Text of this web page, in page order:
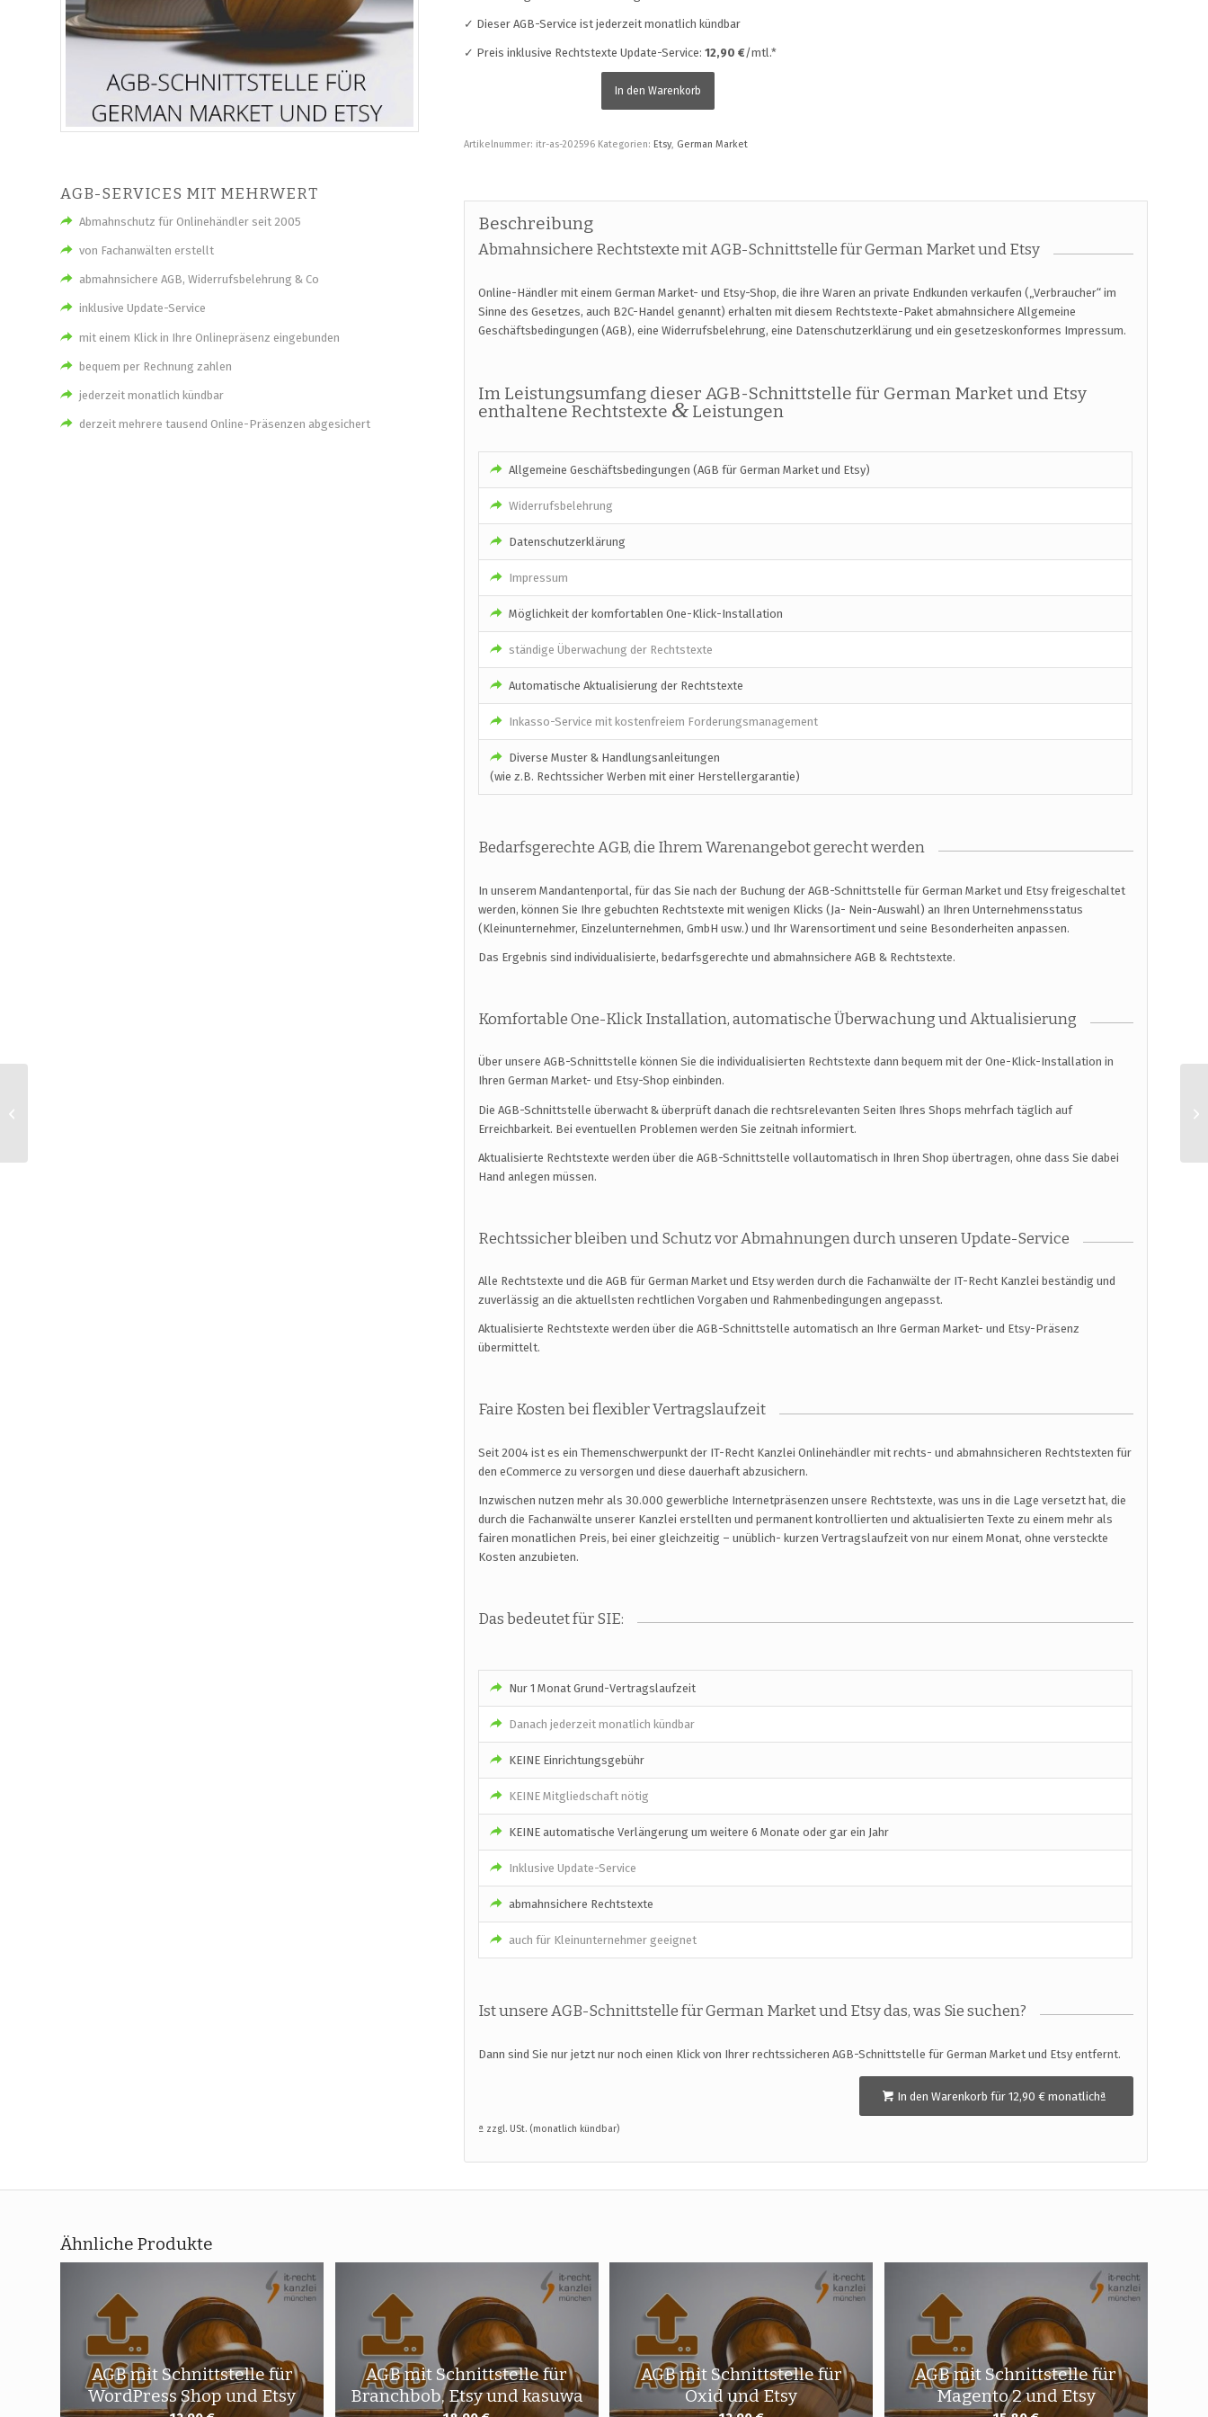
AGB-SERVICES MIT MEHRWERT
Abmahnschutz für Onlinehändler seit 2005
von Fachanwälten erstellt
abmahnsichere AGB, Widerrufsbelehrung & Co
inklusive Update-Service
mit einem Klick in Ihre Onlinepräsenz eingebunden
bequem per Rechnung zahlen
jederzeit monatlich kündbar
derzeit mehrere tausend Online-Präsenzen abgesichert
✓ Dieser AGB-Service ist jederzeit monatlich kündbar
✓ Preis inklusive Rechtstexte Update-Service:12,90 €/mtl.*
In den Warenkorb
Artikelnummer: itr-as-202596 Kategorien: Etsy, German Market
Beschreibung
Abmahnsichere Rechtstexte mit AGB-Schnittstelle für German Market und Etsy
Online-Händler mit einem German Market- und Etsy-Shop, die ihre Waren an private Endkunden verkaufen („Verbraucher“ im
Sinne des Gesetzes, auch B2C-Handel genannt) erhalten mit diesem Rechtstexte-Paket abmahnsichere Allgemeine
Geschäftsbedingungen (AGB), eine Widerrufsbelehrung, eine Datenschutzerklärung und ein gesetzeskonformes Impressum.
Im Leistungsumfang dieser AGB-Schnittstelle für German Market und Etsy
enthaltene Rechtstexte &Leistungen
Allgemeine Geschäftsbedingungen (AGB für German Market und Etsy)
Widerrufsbelehrung
Datenschutzerklärung
Impressum
Möglichkeit der komfortablen One-Klick-Installation
ständige Überwachung der Rechtstexte
Automatische Aktualisierung der Rechtstexte
Inkasso-Service mit kostenfreiem Forderungsmanagement
Diverse Muster & Handlungsanleitungen
(wie z.B. Rechtssicher Werben mit einer Herstellergarantie)
Bedarfsgerechte AGB, die Ihrem Warenangebot gerecht werden
In unserem Mandantenportal, für das Sie nach der Buchung der AGB-Schnittstelle für German Market und Etsy freigeschaltet
werden, können Sie Ihre gebuchten Rechtstexte mit wenigen Klicks (Ja- Nein-Auswahl) an Ihren Unternehmensstatus
(Kleinunternehmer, Einzelunternehmen, GmbH usw.) und Ihr Warensortiment und seine Besonderheiten anpassen.
Das Ergebnis sind individualisierte, bedarfsgerechte und abmahnsichere AGB & Rechtstexte.
Komfortable One-Klick Installation, automatische Überwachung und Aktualisierung
Über unsere AGB-Schnittstelle können Sie die individualisierten Rechtstexte dann bequem mit der One-Klick-Installation in
Ihren German Market- und Etsy-Shop einbinden.
Die AGB-Schnittstelle überwacht & überprüft danach die rechtsrelevanten Seiten Ihres Shops mehrfach täglich auf
Erreichbarkeit. Bei eventuellen Problemen werden Sie zeitnah informiert.
Aktualisierte Rechtstexte werden über die AGB-Schnittstelle vollautomatisch in Ihren Shop übertragen, ohne dass Sie dabei
Hand anlegen müssen.
Rechtssicher bleiben und Schutz vor Abmahnungen durch unseren Update-Service
Alle Rechtstexte und die AGB für German Market und Etsy werden durch die Fachanwälte der IT-Recht Kanzlei beständig und
zuverlässig an die aktuellsten rechtlichen Vorgaben und Rahmenbedingungen angepasst.
Aktualisierte Rechtstexte werden über die AGB-Schnittstelle automatisch an Ihre German Market- und Etsy-Präsenz
übermittelt.
Faire Kosten bei flexibler Vertragslaufzeit
Seit 2004 ist es ein Themenschwerpunkt der IT-Recht Kanzlei Onlinehändler mit rechts- und abmahnsicheren Rechtstexten für
den eCommerce zu versorgen und diese dauerhaft abzusichern.
Inzwischen nutzen mehr als 30.000 gewerbliche Internetpräsenzen unsere Rechtstexte, was uns in die Lage versetzt hat, die
durch die Fachanwälte unserer Kanzlei erstellten und permanent kontrollierten und aktualisierten Texte zu einem mehr als
fairen monatlichen Preis, bei einer gleichzeitig – unüblich- kurzen Vertragslaufzeit von nur einem Monat, ohne versteckte
Kosten anzubieten.
Das bedeutet für SIE:
Nur 1 Monat Grund-Vertragslaufzeit
Danach jederzeit monatlich kündbar
KEINE Einrichtungsgebühr
KEINE Mitgliedschaft nötig
KEINE automatische Verlängerung um weitere 6 Monate oder gar ein Jahr
Inklusive Update-Service
abmahnsichere Rechtstexte
auch für Kleinunternehmer geeignet
Ist unsere AGB-Schnittstelle für German Market und Etsy das, was Sie suchen?
Dann sind Sie nur jetzt nur noch einen Klick von Ihrer rechtssicheren AGB-Schnittstelle für German Market und Etsy entfernt.
In den Warenkorb für 12,90 € monatlichª
ª zzgl. USt. (monatlich kündbar)
Ähnliche Produkte
AGB mit Schnittstelle für
WordPress Shop und Etsy
AGB mit Schnittstelle für
Branchbob, Etsy und kasuwa
AGB mit Schnittstelle für
Oxid und Etsy
AGB mit Schnittstelle für
Magento 2 und Etsy